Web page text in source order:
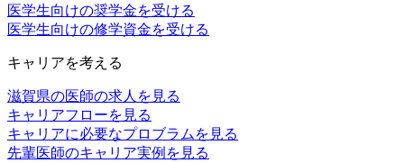
医学生向けの奨学金を受ける
医学生向けの修学資金を受ける
キャリアを考える
滋賀県の医師の求人を見る
キャリアフローを見る
キャリアに必要なプロブラムを見る
先輩医師のキャリア実例を見る